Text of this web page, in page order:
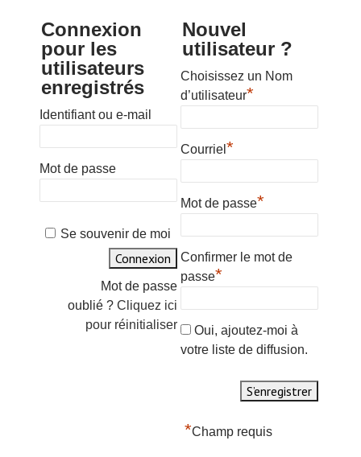
Connexion
pour les
utilisateurs
enregistrés
Identifiant ou e-mail
Mot de passe
Se souvenir de moi
Mot de passe
oublié ?Cliquez ici
pour réinitialiser
Nouvel
utilisateur ?
Choisissez un Nom
d’utilisateur*
Courriel *
Mot de passe*
Confirmer le mot de
passe*
Oui, ajoutez-moi à
votre liste de diffusion.
*Champ requis